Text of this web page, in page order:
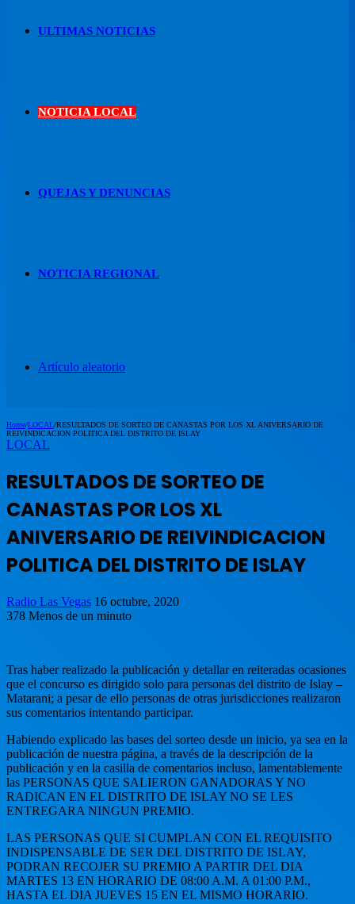
ULTIMAS NOTICIAS
NOTICIA LOCAL
QUEJAS Y DENUNCIAS
NOTICIA REGIONAL
Artículo aleatorio
Home/LOCAL/RESULTADOS DE SORTEO DE CANASTAS POR LOS XL ANIVERSARIO DE
REIVINDICACION POLITICA DEL DISTRITO DE ISLAY
LOCAL
RESULTADOS DE SORTEO DE
CANASTAS POR LOS XL
ANIVERSARIO DE REIVINDICACION
POLITICA DEL DISTRITO DE ISLAY
Radio Las Vegas 16 octubre, 2020
378 Menos de un minuto
Tras haber realizado la publicación y detallar en reiteradas ocasiones
que el concurso es dirigido solo para personas del distrito de Islay –
Matarani; a pesar de ello personas de otras jurisdicciones realizaron
sus comentarios intentando participar.
Habiendo explicado las bases del sorteo desde un inicio, ya sea en la
publicación de nuestra página, a través de la descripción de la
publicación y en la casilla de comentarios incluso, lamentablemente
las PERSONAS QUE SALIERON GANADORAS Y NO
RADICAN EN EL DISTRITO DE ISLAY NO SE LES
ENTREGARA NINGUN PREMIO.
LAS PERSONAS QUE SI CUMPLAN CON EL REQUISITO
INDISPENSABLE DE SER DEL DISTRITO DE ISLAY,
PODRAN RECOJER SU PREMIO A PARTIR DEL DIA
MARTES 13 EN HORARIO DE 08:00 A.M. A 01:00 P.M.,
HASTA EL DIA JUEVES 15 EN EL MISMO HORARIO.